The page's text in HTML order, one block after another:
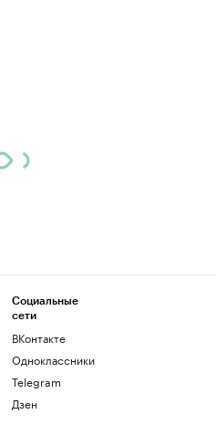
Социальные
сети
ВКонтакте
Одноклассники
Telegram
Дзен